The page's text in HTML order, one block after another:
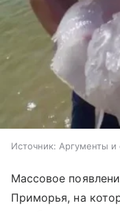
Источник: Аргументы и
Массовое
Приморья, на